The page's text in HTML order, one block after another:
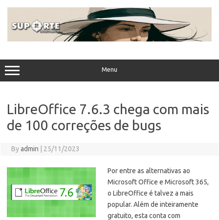
Menu
LibreOffice 7.6.3 chega com mais
de 100 correções de bugs
Byadmin 25/11/2023
Por entre as alternativas ao
Microsoft Office e Microsoft 365,
o LibreOffice é talvez a mais
popular. Além de inteiramente
gratuito, esta conta com